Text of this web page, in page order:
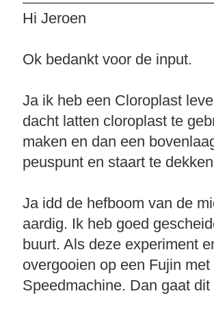
Hi Jeroen
Ok bedankt voor de input.
Ja ik heb een Cloroplast
dacht latten cloroplast te
maken en dan een
peuspunt en staart te
Ja idd de hefboom van de
aardig. Ik heb goed
buurt. Als deze experiment
overgooien op een Fujin
Speedmachine. Dan gaat